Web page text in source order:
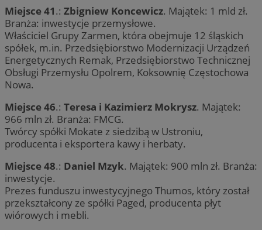
Miejsce 41.: Zbigniew Koncewicz. Majątek: 1 mld zł.
Branża: inwestycje przemysłowe.
Właściciel Grupy Zarmen, która obejmuje 12 śląskich
spółek, m.in. Przedsiębiorstwo Modernizacji Urządzeń
Energetycznych Remak, Przedsiębiorstwo Technicznej
Obsługi Przemysłu Opolrem, Koksownię Częstochowa
Nowa.
Miejsce 46.: Teresa i Kazimierz Mokrysz. Majątek:
966 mln zł. Branża: FMCG.
Twórcy spółki Mokate z siedzibą w Ustroniu,
producenta i eksportera kawy i herbaty.
Miejsce 48.: Daniel Mzyk. Majątek: 900 mln zł. Branża:
inwestycje.
Prezes funduszu inwestycyjnego Thumos, który został
przekształcony ze spółki Paged, producenta płyt
wiórowych i mebli.